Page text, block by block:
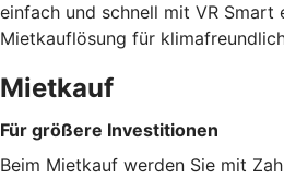
einfach und schnell mit VR Smart
Mietkauflösung für
Mietkauf
Für größere Investitionen
Beim Mietkauf werden Sie mit